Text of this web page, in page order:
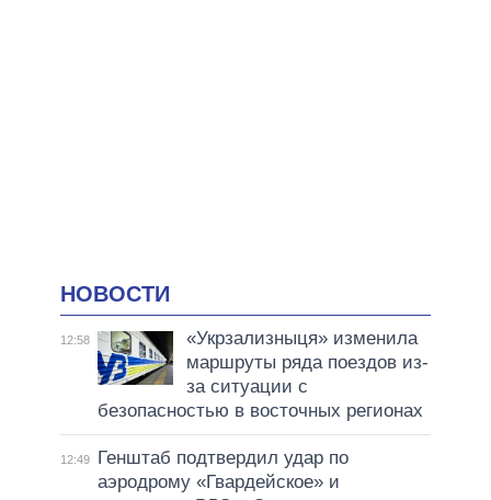
НОВОСТИ
12:58
«Укрзализныця» изменила
маршруты ряда поездов из-
за ситуации с
безопасностью в восточных регионах
12:49
Генштаб подтвердил удар по
аэродрому «Гвардейское» и